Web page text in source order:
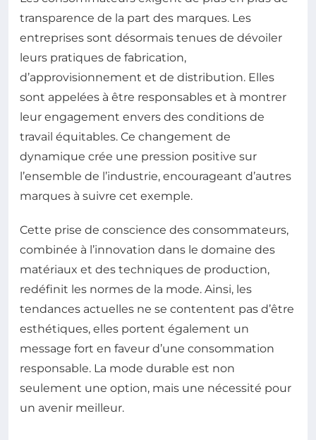
transparence de la part des marques. Les
entreprises sont désormais tenues de dévoiler
leurs pratiques de fabrication,
d’approvisionnement et de distribution. Elles
sont appelées à être responsables et à montrer
leur engagement envers des conditions de
travail équitables. Ce changement de
dynamique crée une pression positive sur
l’ensemble de l’industrie, encourageant d’autres
marques à suivre cet exemple.
Cette prise de conscience des consommateurs,
combinée à l’innovation dans le domaine des
matériaux et des techniques de production,
redéfinit les normes de la mode. Ainsi, les
tendances actuelles ne se contentent pas d’être
esthétiques, elles portent également un
message fort en faveur d’une consommation
responsable. La mode durable est non
seulement une option, mais une nécessité pour
un avenir meilleur.